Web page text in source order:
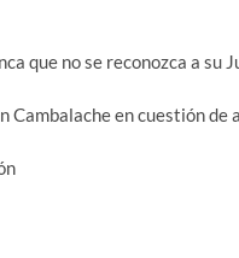
que no se reconozca a su
Cambalache en cuestión